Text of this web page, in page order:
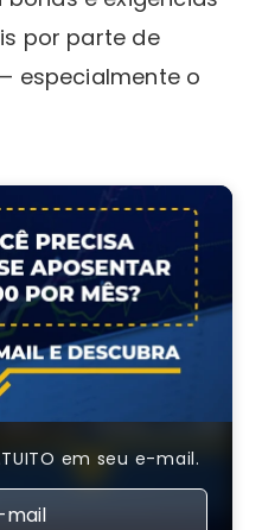
por parte de
especialmente o
em seu e-mail.